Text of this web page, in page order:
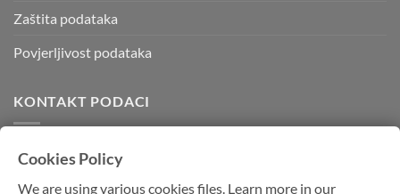
Zaštita podataka
Povjerljivost podataka
KONTAKT PODACI
Kvadratura d.o.o.
Cookies Policy
We are using various cookies files. Learn more in our